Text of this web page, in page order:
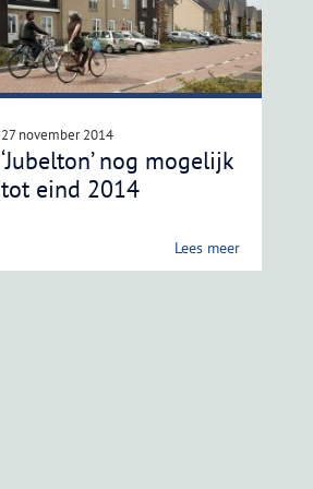
27 november 2014
‘Jubelton’ nog mogelijk
tot eind 2014
Lees meer